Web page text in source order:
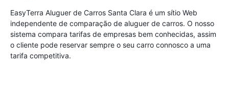
EasyTerra Aluguer de Carros Santa Clara é um sítio Web
independente de comparação de aluguer de carros. O nosso
sistema compara tarifas de empresas bem conhecidas, assim
o cliente pode reservar sempre o seu carro connosco a uma
tarifa competitiva.